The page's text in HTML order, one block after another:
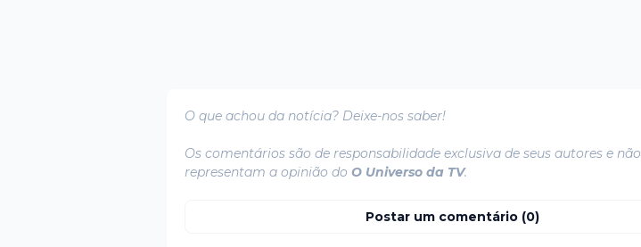
O que achou da notícia? Deixe-nos saber!
Os comentários são de responsabilidade exclusiva de seus autores e não
representam a opinião do O Universo da TV.
Postar um comentário (0)